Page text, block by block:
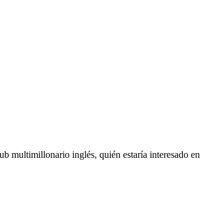
multimillonario inglés, quién estaría interesado en